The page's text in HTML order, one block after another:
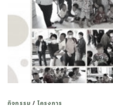
กิจกรรม /โครงการ